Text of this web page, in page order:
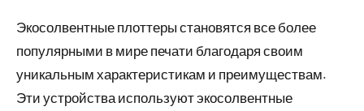
Экосолвентные плоттеры становятся все более
популярными в мире печати благодаря своим
уникальным характеристикам и преимуществам.
Эти устройства используют экосолвентные